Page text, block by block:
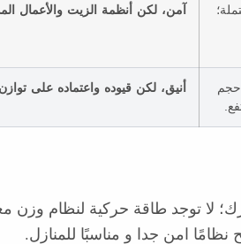
آمن، لكن أنظمة الزيت والأعمال
حجم
أنيق، لكن قيوده واعتماده على
لا توجد طاقة حركية لنظام وزن